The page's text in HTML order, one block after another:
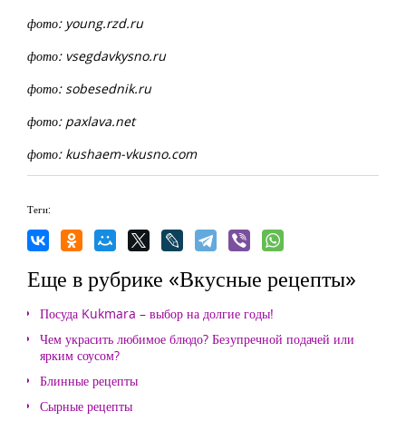
фото: young.rzd.ru
фото: vsegdavkysno.ru
фото: sobesednik.ru
фото: paxlava.net
фото: kushaem-vkusno.com
Теги:
Еще в рубрике «Вкусные рецепты»
Посуда Kukmara – выбор на долгие годы!
Чем украсить любимое блюдо? Безупречной подачей или
ярким соусом?
Блинные рецепты
Сырные рецепты